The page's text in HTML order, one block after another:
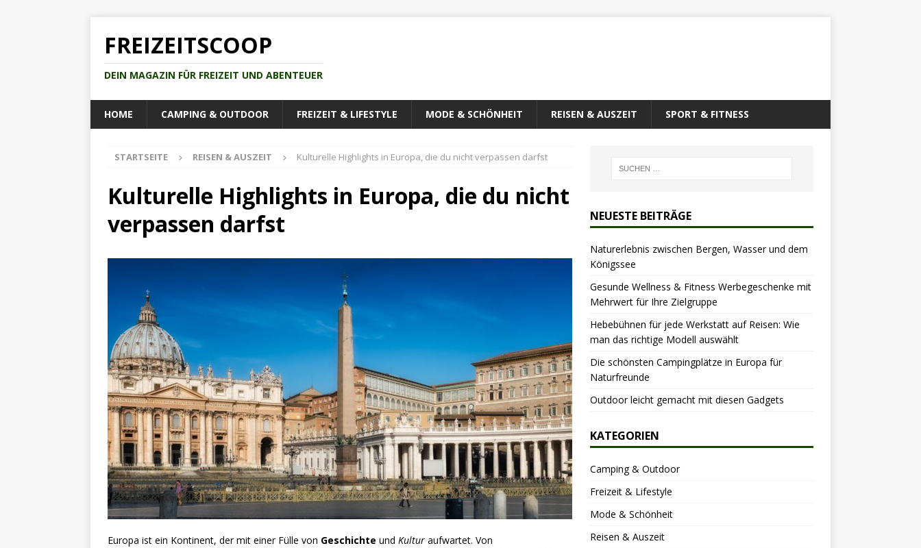
FREIZEITSCOOP
DEIN MAGAZIN FÜR FREIZEIT UND ABENTEUER
HOME CAMPING & OUTDOOR FREIZEIT & LIFESTYLE MODE & SCHÖNHEIT REISEN & AUSZEIT SPORT & FITNESS
STARTSEITE REISEN & AUSZEIT Kulturelle Highlights in Europa, die du nicht verpassen darfst
Kulturelle Highlights in Europa, die du nicht
verpassen darfst
Europa ist ein Kontinent, der mit einer Fülle von Geschichte und Kultur aufwartet. Von
NEUESTE BEITRÄGE
Naturerlebnis zwischen Bergen, Wasser und dem
Königssee
Gesunde Wellness & Fitness Werbegeschenke mit
Mehrwert für Ihre Zielgruppe
Hebebühnen für jede Werkstatt auf Reisen: Wie
man das richtige Modell auswählt
Die schönsten Campingplätze in Europa für
Naturfreunde
Outdoor leicht gemacht mit diesen Gadgets
KATEGORIEN
Camping & Outdoor
Freizeit & Lifestyle
Mode & Schönheit
Reisen & Auszeit